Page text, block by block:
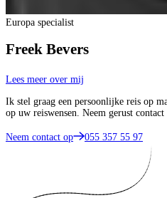
Europa specialist
Freek Bevers
Lees meer over mij
Ik stel graag een persoonlijke reis op
op uw reiswensen. Neem gerust
Neem contact op 055 357 55 97